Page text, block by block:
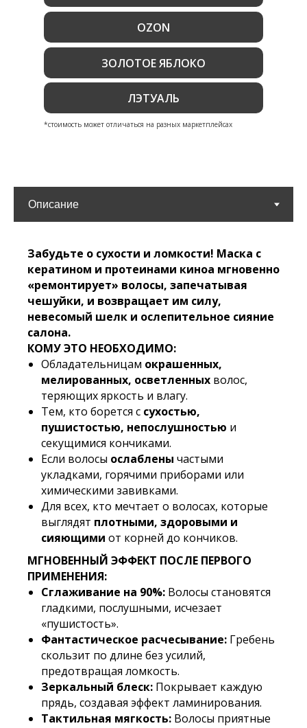
OZON
ЛЭТУАЛЬ
ЗОЛОТОЕ ЯБЛОКО
*стоимость может отличаться на разных маркетплейсах
Забудьте о сухости и ломкости! Маска с
кератином и протеинами киноа мгновенно
«ремонтирует» волосы, запечатывая
чешуйки, и возвращает им силу,
невесомый шелк и ослепительное сияние
салона.
КОМУ ЭТО НЕОБХОДИМО:
Обладательницам окрашенных,
мелированных, осветленных волос,
теряющих яркость и влагу.
Тем, кто борется с сухостью,
пушистостью, непослушностью и
секущимися кончиками.
Если волосы ослаблены частыми
укладками, горячими приборами или
химическими завивками.
Для всех, кто мечтает о волосах, которые
выглядят плотными, здоровыми и
сияющими от корней до кончиков.
МГНОВЕННЫЙ ЭФФЕКТ ПОСЛЕ ПЕРВОГО
ПРИМЕНЕНИЯ:
Сглаживание на 90%: Волосы становятся
гладкими, послушными, исчезает
«пушистость».
Фантастическое расчесывание: Гребень
скользит по длине без усилий,
предотвращая ломкость.
Зеркальный блеск: Покрывает каждую
прядь, создавая эффект ламинирования.
Тактильная мягкость: Волосы приятные